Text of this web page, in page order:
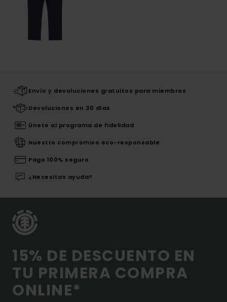
Envío y devoluciones gratuitos para miembros
Devoluciones en 30 días
Únete al programa de fidelidad
Nuestro compromiso eco-responsable
Pago 100% seguro
¿Necesitas ayuda?
15% DE DESCUENTO EN
TU PRIMERA COMPRA
ONLINE*